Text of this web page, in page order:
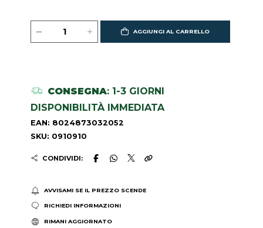
AGGIUNGI AL CARRELLO
CONSEGNA: 1-3 GIORNI
DISPONIBILITÀ IMMEDIATA
EAN: 8024873032052
SKU: 0910910
CONDIVIDI:
AVVISAMI SE IL PREZZO SCENDE
RICHIEDI INFORMAZIONI
RIMANI AGGIORNATO